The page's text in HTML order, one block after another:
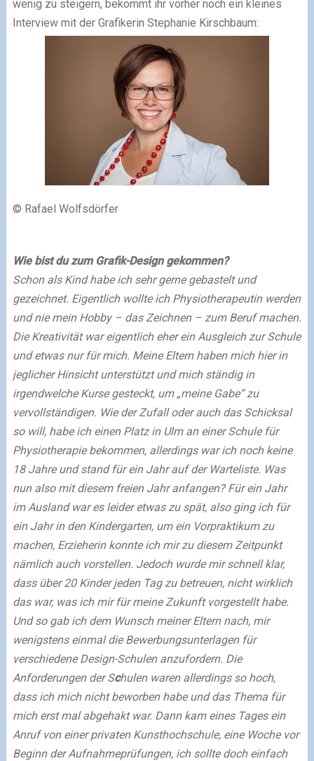
wenig zu steigern, bekommt ihr vorher noch ein kleines
Interview mit der Grafikerin Stephanie Kirschbaum:
© Rafael Wolfsdörfer
Wie bist du zum Grafik-Design gekommen?
Schon als Kind habe ich sehr gerne gebastelt und
gezeichnet. Eigentlich wollte ich Physiotherapeutin werden
und nie mein Hobby – das Zeichnen – zum Beruf machen.
Die Kreativität war eigentlich eher ein Ausgleich zur Schule
und etwas nur für mich. Meine Eltern haben mich hier in
jeglicher Hinsicht unterstützt und mich ständig in
irgendwelche Kurse gesteckt, um „meine Gabe“ zu
vervollständigen. Wie der Zufall oder auch das Schicksal
so will, habe ich einen Platz in Ulm an einer Schule für
Physiotherapie bekommen, allerdings war ich noch keine
18 Jahre und stand für ein Jahr auf der Warteliste. Was
nun also mit diesem freien Jahr anfangen? Für ein Jahr
im Ausland war es leider etwas zu spät, also ging ich für
ein Jahr in den Kindergarten, um ein Vorpraktikum zu
machen, Erzieherin konnte ich mir zu diesem Zeitpunkt
nämlich auch vorstellen. Jedoch wurde mir schnell klar,
dass über 20 Kinder jeden Tag zu betreuen, nicht wirklich
das war, was ich mir für meine Zukunft vorgestellt habe.
Und so gab ich dem Wunsch meiner Eltern nach, mir
wenigstens einmal die Bewerbungsunterlagen für
verschiedene Design-Schulen anzufordern. Die
Anforderungen der Schulen waren allerdings so hoch,
dass ich mich nicht beworben habe und das Thema für
mich erst mal abgehakt war. Dann kam eines Tages ein
Anruf von einer privaten Kunsthochschule, eine Woche vor
Beginn der Aufnahmeprüfungen, ich sollte doch einfach